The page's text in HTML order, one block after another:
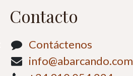
Contacto
Contáctenos
info@abarcando.com